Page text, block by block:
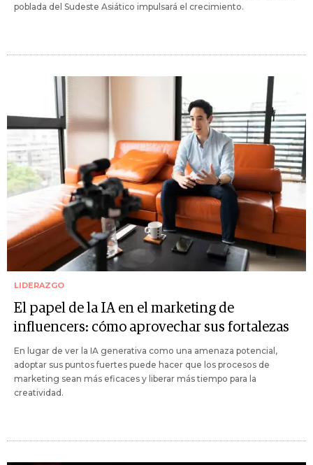
poblada del Sudeste Asiático impulsará el crecimiento.
LIDERAZGO
El papel de la IA en el marketing de
influencers: cómo aprovechar sus fortalezas
En lugar de ver la IA generativa como una amenaza potencial,
adoptar sus puntos fuertes puede hacer que los procesos de
marketing sean más eficaces y liberar más tiempo para la
creatividad.